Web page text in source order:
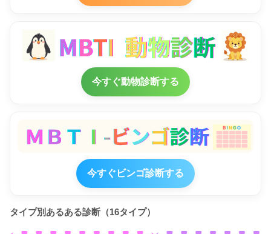
今すぐ動物診断する
今すぐビンゴ診断する
タイプ別あるある診断（16タイプ）